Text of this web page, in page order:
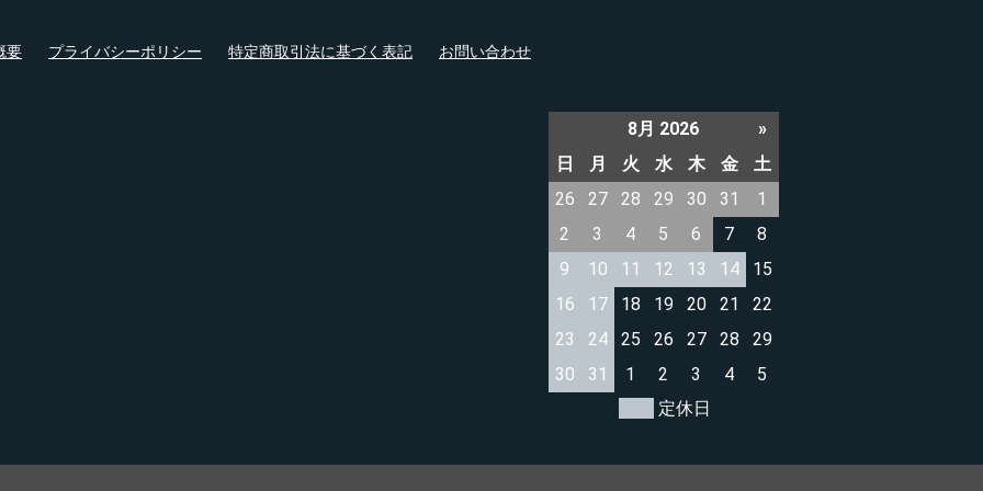
要 プライバシーポリシー 特定商取引法に基づく表記 お問い合わせ
8月 2026
»
日
月 火 水 木 金
土
26
27 28 29 30 31
1
2
3 4 5 6 7
8
9
10 11 12 13 14
15
16
17 18 19 20 21
22
23
24 25 26 27 28
29
30
31 1 2 3 4
5
定休日